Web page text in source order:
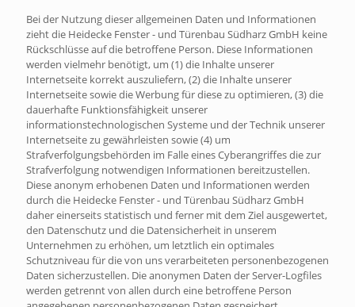
Bei der Nutzung dieser allgemeinen Daten und Informationen
zieht die Heidecke Fenster - und Türenbau Südharz GmbH keine
Rückschlüsse auf die betroffene Person. Diese Informationen
werden vielmehr benötigt, um (1) die Inhalte unserer
Internetseite korrekt auszuliefern, (2) die Inhalte unserer
Internetseite sowie die Werbung für diese zu optimieren, (3) die
dauerhafte Funktionsfähigkeit unserer
informationstechnologischen Systeme und der Technik unserer
Internetseite zu gewährleisten sowie (4) um
Strafverfolgungsbehörden im Falle eines Cyberangriffes die zur
Strafverfolgung notwendigen Informationen bereitzustellen.
Diese anonym erhobenen Daten und Informationen werden
durch die Heidecke Fenster - und Türenbau Südharz GmbH
daher einerseits statistisch und ferner mit dem Ziel ausgewertet,
den Datenschutz und die Datensicherheit in unserem
Unternehmen zu erhöhen, um letztlich ein optimales
Schutzniveau für die von uns verarbeiteten personenbezogenen
Daten sicherzustellen. Die anonymen Daten der Server-Logfiles
werden getrennt von allen durch eine betroffene Person